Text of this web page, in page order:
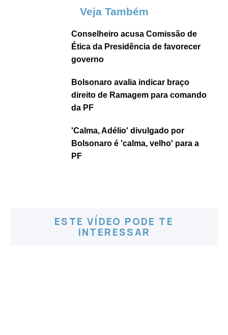
Veja Também
Conselheiro acusa Comissão de
Ética da Presidência de favorecer
governo
Bolsonaro avalia indicar braço
direito de Ramagem para comando
da PF
'Calma, Adélio' divulgado por
Bolsonaro é 'calma, velho' para a
PF
ESTE VÍDEO PODE TE
INTERESSAR